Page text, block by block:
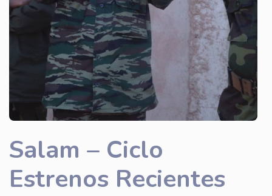
Salam – Ciclo
Estrenos Recientes